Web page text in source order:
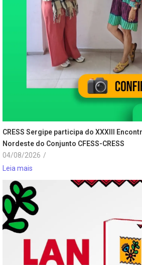
CRESS Sergipe participa do XXXIII
Nordeste do Conjunto CFESS-CRESS
04/08/2026 /
Leia mais